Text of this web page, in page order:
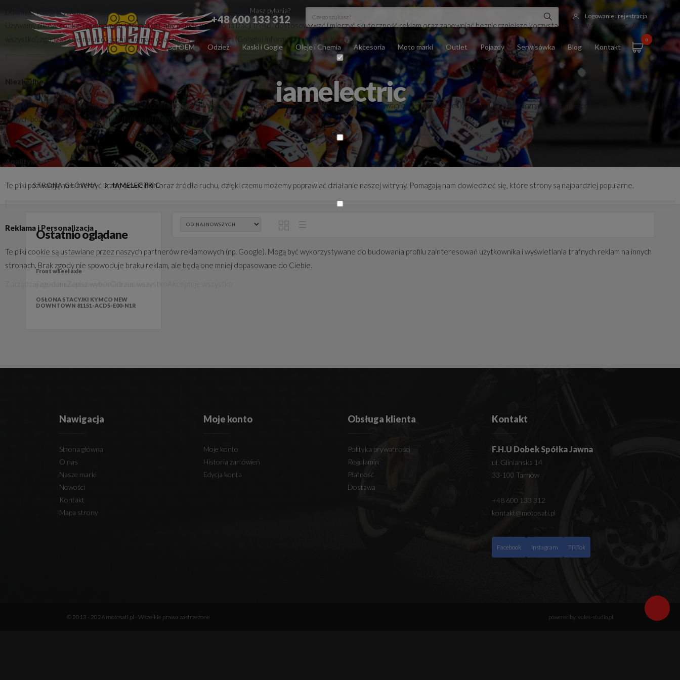
Logowanie i rejestracja
Masz pytania?
+48 600 133 312
0
Części zamienne Części OEM Odzież Kaski i Gogle Oleje i Chemia Akcesoria Moto marki Outlet Pojazdy Serwisówka Blog Kontakt
iamelectric
STRONA GŁÓWNA IAMELECTRIC
Ostatnio oglądane
Front wheel axle
OSŁONA STACYJKI KYMCO NEW
DOWNTOWN 81151-ACD5-E00-N1R
Nawigacja
Strona główna
O nas
Nasze marki
Nowości
Kontakt
Mapa strony
Moje konto
Moje konto
Historia zamówień
Edycja konta
Obsługa klienta
Polityka prywatności
Regulamin
Płatność
Dostawa
Kontakt
F.H.U Dobek Spółka Jawna
ul. Glinianska 14
33-100 Tarnów
+48 600 133 312
kontakt@motosati.pl
Facebook Instagram TikTok
© 2013 - 2026 motosati.pl - Wszelkie prawa zastrzeżone powered by: vules-studio.pl
Dbamy o Twoją prywatność
Używamy plików cookie i podobnych technologii, aby pomóc w personalizacji treści, dostosowywać i mierzyć skuteczność reklam oraz zapewniać bezpieczniejsze korzystanie z serwisu. Klikając „Akceptuję
wszystko”, zgadzasz się na udostępnianie nam oraz naszym partnerom (Google) informacji o tym, jak korzystasz z naszej witryny.
Niezbędne
Te pliki cookie są kluczowe dla zapewnienia podstawowych funkcji strony, takich jak bezpieczne logowanie, zapamiętywanie postępów w sesji czy obsługa techniczna witryny. Nie przechowują one żadnych
danych pozwalających na Twoją identyfikację i nie wymagają Twojej zgody.
Analityka
Te pliki pozwalają nam mierzyć liczbę odwiedzin oraz źródła ruchu, dzięki czemu możemy poprawiać działanie naszej witryny. Pomagają nam dowiedzieć się, które strony są najbardziej popularne.
Reklama i Personalizacja
Te pliki cookie są ustawiane przez naszych partnerów reklamowych (np. Google). Mogą być wykorzystywane do budowania profilu zainteresowań użytkownika i wyświetlania trafnych reklam na innych
stronach. Brak zgody nie spowoduje braku reklam, ale będą one mniej dopasowane do Ciebie.
Zarządzaj zgodami Zapisz wybór Odrzuć wszystko